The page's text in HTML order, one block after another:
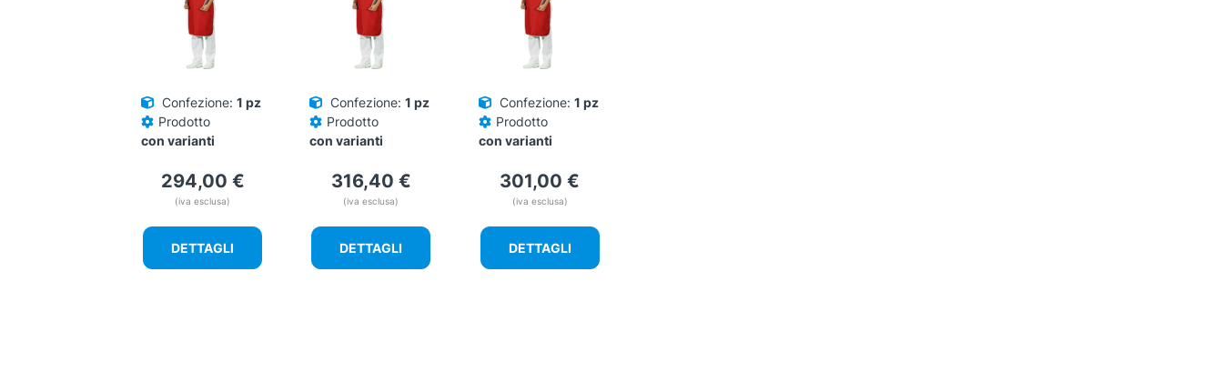
Confezione: 1 pz
Prodotto
con varianti
294,00 €
(iva esclusa)
DETTAGLI
prodotto
Confezione: 1 pz
Prodotto
con varianti
316,40 €
(iva esclusa)
DETTAGLI
prodotto
Confezione: 1 pz
Prodotto
con varianti
301,00€
(iva esclusa)
DETTAGLI
prodotto